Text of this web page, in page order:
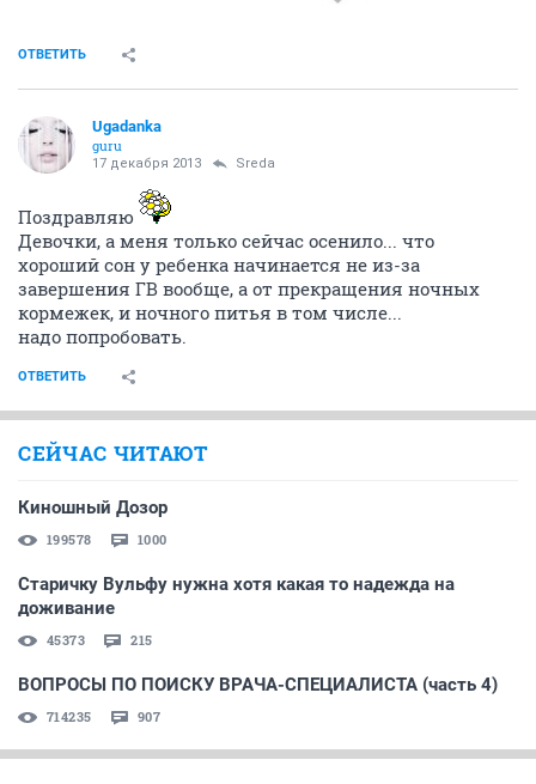
ОТВЕТИТЬ
Ugadanka
guru
17 декабря 2013 Sreda
Поздравляю
Девочки, а меня только сейчас осенило... что
хороший сон у ребенка начинается не из-за
завершения ГВ вообще, а от прекращения ночных
кормежек, и ночного питья в том числе...
надо попробовать.
ОТВЕТИТЬ
СЕЙЧАС ЧИТАЮТ
Киношный Дозор
199578 1000
Старичку Вульфу нужна хотя какая то надежда на
доживание
45373 215
ВОПРОСЫ ПО ПОИСКУ ВРАЧА-СПЕЦИАЛИСТА (часть 4)
714235 907